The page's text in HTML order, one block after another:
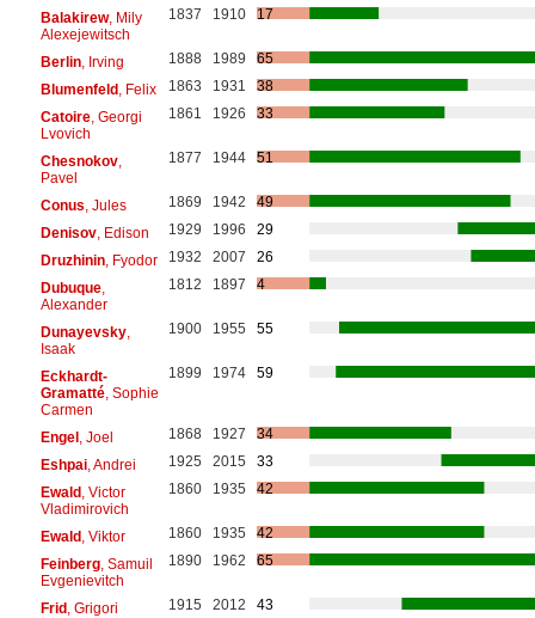
Balakirew, Mily
Alexejewitsch
1837 1910 17
Berlin, Irving 1888 1989
65
Blumenfeld, Felix 1863 1931
38
Catoire, Georgi
Lvovich
1861 1926 33
Chesnokov,
Pavel
1877 1944 51
Conus , Jules 1869 1942
49
Denisov, Edison 1929 1996
29
Druzhinin, Fyodor 1932 2007
26
Dubuque,
Alexander
1812 1897 4
Dunayevsky,
Isaak
1900 1955 55
Eckhardt-
Gramatté, Sophie
Carmen
1899 1974 59
Engel, Joel 1868 1927
34
Eshpai, Andrei 1925 2015
33
Ewald, Victor
Vladimirovich
1860 1935 42
Ewald, Viktor 1860 1935
42
Feinberg, Samuil
Evgenievitch
1890 1962 65
Frid, Grigori 1915 2012
43